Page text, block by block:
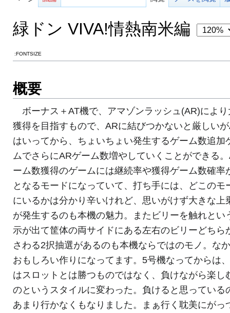
緑ドン VIVA!情熱南米編
:FONTSIZE
概要
ボーナス＋AT機で、アマゾンラッシュ(AR)により
獲得を目指すもので、ARに結びつかないと厳しい
はいってから、ちょいちょい発生するゲーム数追加
ムでさらにARゲーム数増やしていくことができる
ーム数獲得のゲームには継続率や獲得ゲーム数確率
となるモードになっていて、打ち手には、どこのモ
にいるかは分かり辛いけれど、思いがけず大きな上
が発生するのも本機の魅力。またビリーを触れとい
示が出て筐体の両サイドにある左右のビリーどちら
さわる2択抽選があるのも本機ならではのモノ。な
おもしろい作りになってます。5号機なってからは
はスロットとは勝つものではなく、負けながら楽し
のというスタイルに変わった。負けると思っている
あまり行かなくもなりました。まぁ行く耽美にがっ